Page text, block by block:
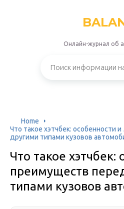
Онлайн-журнал об
Home
Что такое хэтчбек: особенности
другими типами кузовов
Что такое хэтчбек:
преимуществ
типами кузовов